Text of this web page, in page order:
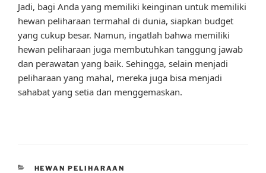
Jadi, bagi Anda yang memiliki keinginan untuk memiliki
hewan peliharaan termahal di dunia, siapkan budget
yang cukup besar. Namun, ingatlah bahwa memiliki
hewan peliharaan juga membutuhkan tanggung jawab
dan perawatan yang baik. Sehingga, selain menjadi
peliharaan yang mahal, mereka juga bisa menjadi
sahabat yang setia dan menggemaskan.
CATEGORIES
HEWAN PELIHARAAN